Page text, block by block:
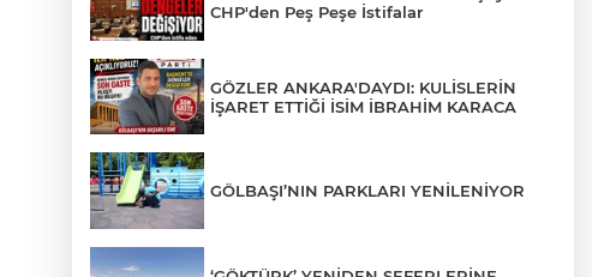
CHP'den Peş Peşe İstifalar
GÖZLER ANKARA'DAYDI: KULİSLERİN
İŞARET ETTİĞİ İSİM İBRAHİM KARACA
GÖLBAŞI’NIN PARKLARI YENİLENİYOR